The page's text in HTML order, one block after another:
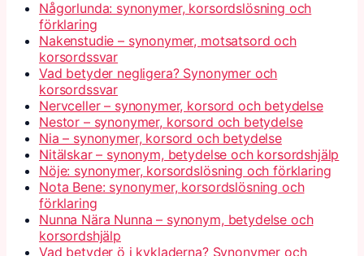
Någorlunda: synonymer, korsordslösning och
förklaring
Nakenstudie – synonymer, motsatsord och
korsordssvar
Vad betyder negligera? Synonymer och
korsordssvar
Nervceller – synonymer, korsord och betydelse
Nestor – synonymer, korsord och betydelse
Nia – synonymer, korsord och betydelse
Nitälskar – synonym, betydelse och korsordshjälp
Nöje: synonymer, korsordslösning och förklaring
Nota Bene: synonymer, korsordslösning och
förklaring
Nunna Nära Nunna – synonym, betydelse och
korsordshjälp
Vad betyder ö i kykladerna? Synonymer och